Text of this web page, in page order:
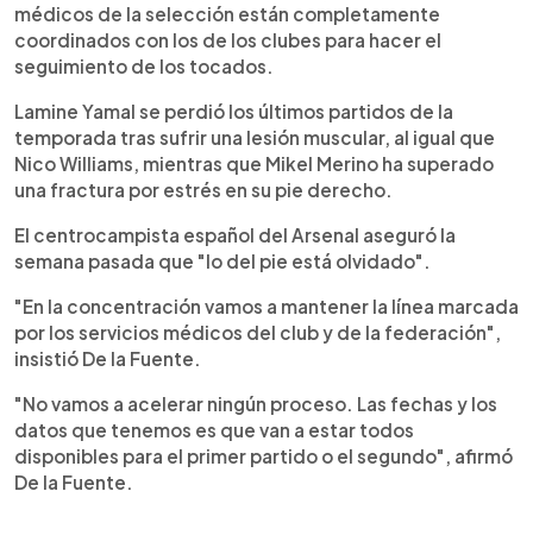
médicos de la selección están completamente
coordinados con los de los clubes para hacer el
seguimiento de los tocados.
Lamine Yamal se perdió los últimos partidos de la
temporada tras sufrir una lesión muscular, al igual que
Nico Williams, mientras que Mikel Merino ha superado
una fractura por estrés en su pie derecho.
El centrocampista español del Arsenal aseguró la
semana pasada que "lo del pie está olvidado".
"En la concentración vamos a mantener la línea marcada
por los servicios médicos del club y de la federación",
insistió De la Fuente.
"No vamos a acelerar ningún proceso. Las fechas y los
datos que tenemos es que van a estar todos
disponibles para el primer partido o el segundo", afirmó
De la Fuente.